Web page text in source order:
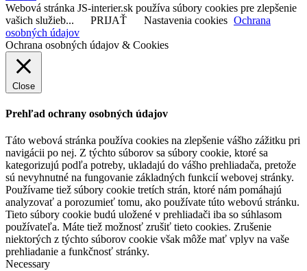
Webová stránka JS-interier.sk používa súbory cookies pre zlepšenie
vašich služieb...
PRIJAŤ Nastavenia cookies Ochrana
osobných údajov
Ochrana osobných údajov & Cookies
Close
Prehľad ochrany osobných údajov
Táto webová stránka používa cookies na zlepšenie vášho zážitku pri
navigácii po nej. Z týchto súborov sa súbory cookie, ktoré sa
kategorizujú podľa potreby, ukladajú do vášho prehliadača, pretože
sú nevyhnutné na fungovanie základných funkcií webovej stránky.
Používame tiež súbory cookie tretích strán, ktoré nám pomáhajú
analyzovať a porozumieť tomu, ako používate túto webovú stránku.
Tieto súbory cookie budú uložené v prehliadači iba so súhlasom
používateľa. Máte tiež možnosť zrušiť tieto cookies. Zrušenie
niektorých z týchto súborov cookie však môže mať vplyv na vaše
prehliadanie a funkčnosť stránky.
Necessary